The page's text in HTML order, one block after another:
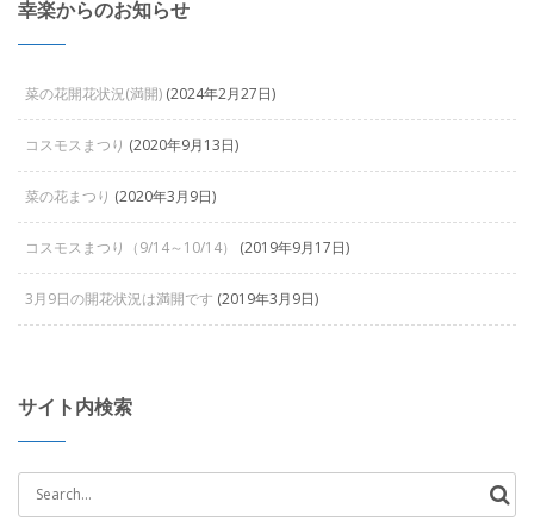
幸楽からのお知らせ
菜の花開花状況(満開) (2024年2月27日)
コスモスまつり (2020年9月13日)
菜の花まつり (2020年3月9日)
コスモスまつり（9/14～10/14） (2019年9月17日)
3月9日の開花状況は満開です (2019年3月9日)
サイト内検索
Search
for: